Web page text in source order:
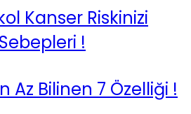
Kanser Riskinizi
!
Az Bilinen 7 Özelliği !